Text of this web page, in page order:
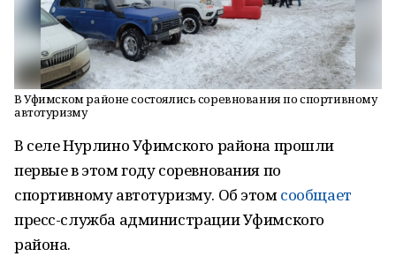
В Уфимском районе состоялись соревнования по спортивному
автотуризму
В селе Нурлино Уфимского района прошли
первые в этом году соревнования по
спортивному автотуризму. Об этомсообщает
пресс-служба администрации Уфимского
района.